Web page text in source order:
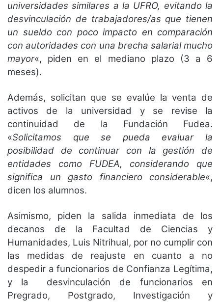
universidades similares a la UFRO, evitando la
desvinculación de trabajadores/as que tienen
un sueldo con poco impacto en comparación
con autoridades con una brecha salarial mucho
mayor«, piden en el mediano plazo (3 a 6
meses).
Además, solicitan que se evalúe la venta de
activos de la universidad y se revise la
continuidad de la Fundación Fudea.
«Solicitamos que se pueda evaluar la
posibilidad de continuar con la gestión de
entidades como FUDEA, considerando que
significa un gasto financiero considerable«,
dicen los alumnos.
Asimismo, piden la salida inmediata de los
decanos de la Facultad de Ciencias y
Humanidades, Luis Nitrihual, por no cumplir con
las medidas de reajuste en cuanto a no
despedir a funcionarios de Confianza Legítima,
y la desvinculación de funcionarios en
Pregrado, Postgrado, Investigación y